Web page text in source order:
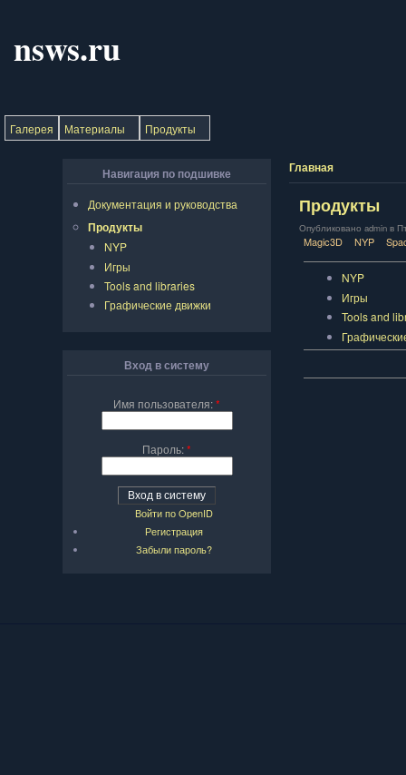
nsws.ru
Галерея Материалы Продукты
Навигация по подшивке
Документация и руководства
Продукты
NYP
Игры
Tools and libraries
Графические движки
Вход в систему
Имя пользователя:*
Пароль:*
Войти по OpenID
Регистрация
Забыли пароль?
Главная
Продукты
Опубликовано admin в
Magic3D NYP
NYP
Игры
Tools and